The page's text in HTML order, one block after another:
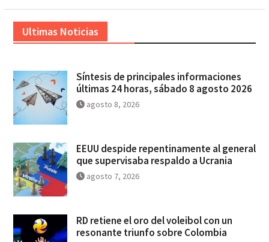
Ultimas Noticias
Síntesis de principales informaciones
últimas 24 horas, sábado 8 agosto 2026
agosto 8, 2026
EEUU despide repentinamente al general
que supervisaba respaldo a Ucrania
agosto 7, 2026
RD retiene el oro del voleibol con un
resonante triunfo sobre Colombia